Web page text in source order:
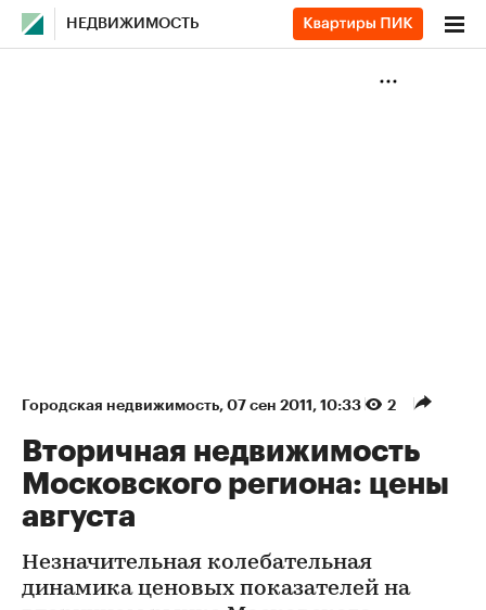
НЕДВИЖИМОСТЬ
Городская недвижимость⁠, 07 сен 2011, 10:33 2
Вторичная недвижимость
Московского региона: цены
августа
Незначительная колебательная
динамика ценовых показателей на